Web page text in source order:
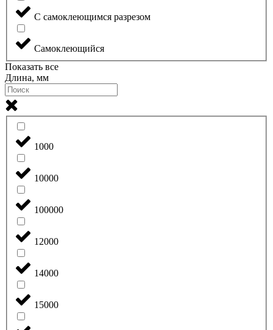
С самоклеющимся разрезом
Самоклеющийся
Показать все
Длина, мм
1000
10000
100000
12000
14000
15000